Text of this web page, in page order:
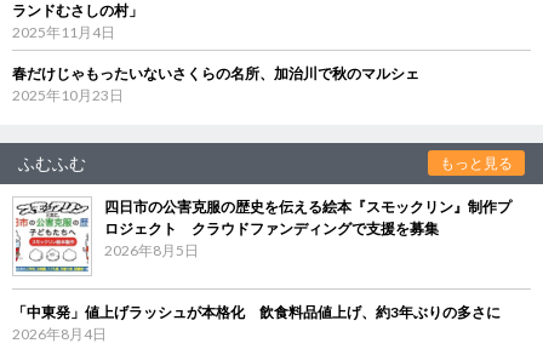
ランドむさしの村」
2025年11月4日
春だけじゃもったいないさくらの名所、加治川で秋のマルシェ
2025年10月23日
ふむふむ もっと見る
四日市の公害克服の歴史を伝える絵本『スモックリン』制作プ
ロジェクト クラウドファンディングで支援を募集
2026年8月5日
「中東発」値上げラッシュが本格化 飲食料品値上げ、約3年ぶりの多さに
2026年8月4日